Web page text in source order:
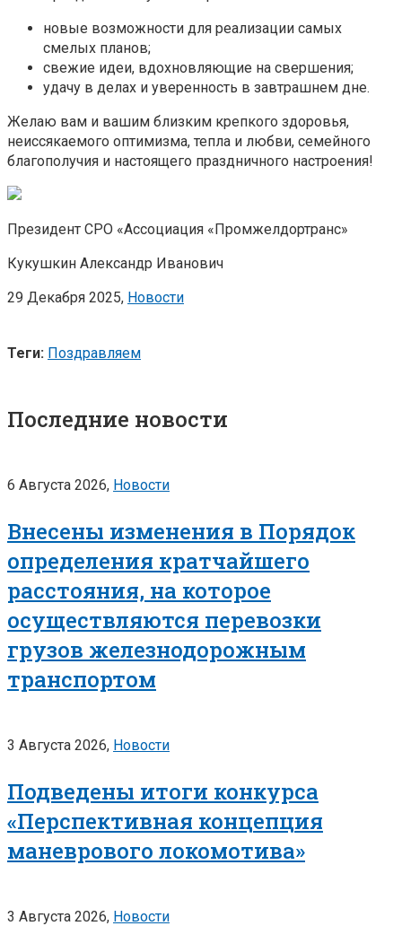
новые возможности для реализации самых
смелых планов;
свежие идеи, вдохновляющие на свершения;
удачу в делах и уверенность в завтрашнем дне.
Желаю вам и вашим близким крепкого здоровья,
неиссякаемого оптимизма, тепла и любви, семейного
благополучия и настоящего праздничного настроения!
Президент СРО «Ассоциация «Промжелдортранс»
Кукушкин Александр Иванович
29 Декабря 2025, Новости
Теги: Поздравляем
Последние новости
6 Августа 2026, Новости
Внесены изменения в Порядок
определения кратчайшего
расстояния, на которое
осуществляются перевозки
грузов железнодорожным
транспортом
3 Августа 2026, Новости
Подведены итоги конкурса
«Перспективная концепция
маневрового локомотива»
3 Августа 2026, Новости